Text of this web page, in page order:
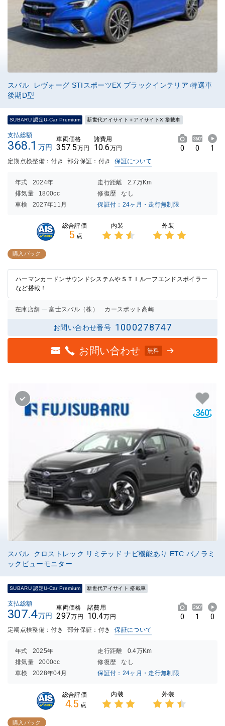
スバル レヴォーグ STIスポーツEX ブラックインテリア 特選車
後期D型
SUBARU 認定U-Car Premium 新世代アイサイト＋アイサイトX 搭載車
支払総額
368.1 万円
車両価格
357.5万円
諸費用
10.6万円 0 0 1
定期点検整備：付き 部分保証：付き 保証について
年式 2024年 走行距離
2.7万Km
排気量
1800cc 修復歴
なし
車検
2027年11月 保証付：24ヶ月・走行無制限
総合評価
5 点
内装 外装
購入パック
ハーマンカードンサウンドシステムやＳＴＩルーフエンドスポイラー
など搭載！
在庫店舗 富士スバル（株） カースポット高崎
お問い合わせ番号 1000278747
お問い合わせ 無料
スバル クロストレック リミテッド ナビ機能あり ETC パノラミ
ックビューモニター
SUBARU 認定U-Car Premium 新世代アイサイト 搭載車
支払総額
307.4万円
車両価格
297万円
諸費用
10.4万円 0 1 0
定期点検整備：付き 部分保証：付き 保証について
年式 2025年 走行距離
0.4万Km
排気量
2000cc 修復歴
なし
車検
2028年04月 保証付：24ヶ月・走行無制限
総合評価
4.5 点
内装 外装
購入パック